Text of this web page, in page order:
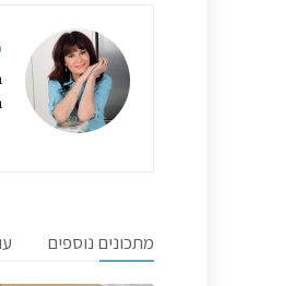
מתכונים נוספים